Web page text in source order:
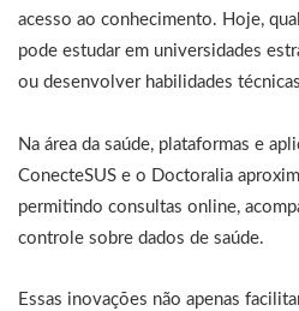
acesso ao conhecimento. Hoje,
pode estudar em universidades
ou desenvolver habilidades
Na área da saúde, plataformas e
ConecteSUS e o Doctoralia
permitindo consultas online,
controle sobre dados de saúde.
Essas inovações não apenas